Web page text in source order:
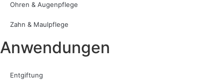
Ohren & Augenpflege
Zahn & Maulpflege
Anwendungen
Entgiftung